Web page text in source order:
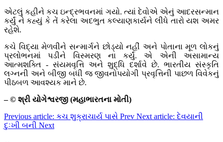
એટલું કહીને કચ ઇન્દ્રભવનમાં ગયો. ત્યાં દેવોએ એનું આદરસન્માન
કર્યું ને કહ્યું કે તેં કરેલા અદભુત કલ્યાણકાર્યને લીધે તારો યશ અમર
રહેશે.
કચે વિદ્યા મેળવીને સન્માર્ગને છોડ્યો નહીં અને પોતાના મૂળ લોકનું
પ્રલોભનમાં પડીને વિસ્મરણ ના કર્યું. એ એની અસામાન્ય
આત્મશક્તિ - સંયમવૃત્તિ અને શુદ્ધિ દર્શાવે છે. ભારતીય સંસ્કૃતિ
લગ્નની અને બીજી બધી જ જીવનોપયોગી પ્રવૃત્તિની પાછળ વિવેકનું
પીઠબળ આવશ્યક માને છે.
– © શ્રી યોગેશ્વરજી (મહાભારતના મોતી)
Previous article: કચ શુક્રાચાર્ય પાસે Prev Next article: દેવયાની
દુઃખી બની Next